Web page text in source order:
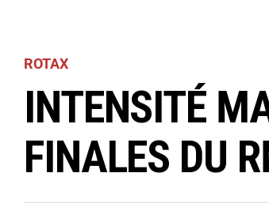
ROTAX
INTENSITÉ
FINALES DU